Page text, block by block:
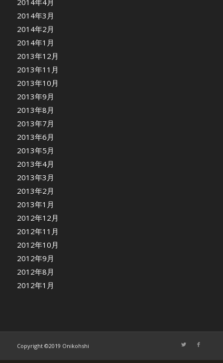
2014年4月
2014年3月
2014年2月
2014年1月
2013年12月
2013年11月
2013年10月
2013年9月
2013年8月
2013年7月
2013年6月
2013年5月
2013年4月
2013年3月
2013年2月
2013年1月
2012年12月
2012年11月
2012年10月
2012年9月
2012年8月
2012年1月
Copyright ©2019 Onikohshi